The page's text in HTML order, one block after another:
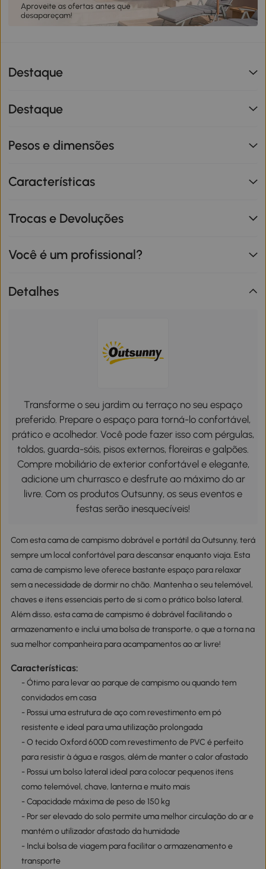
Destaque
Destaque
Pesos e dimensões
Características
Trocas e Devoluções
Você é um profissional?
Detalhes
Transforme o seu jardim ou terraço no seu espaço
preferido. Prepare o espaço para torná-lo confortável,
prático e acolhedor. Você pode fazer isso com pérgulas,
toldos, guarda-sóis, pisos externos, floreiras e galpões.
Compre mobiliário de exterior confortável e elegante,
adicione um churrasco e desfrute ao máximo do ar
livre. Com os produtos Outsunny, os seus eventos e
festas serão inesquecíveis!
Com esta cama de campismo dobrável e portátil da Outsunny, terá
sempre um local confortável para descansar enquanto viaja. Esta
cama de campismo leve oferece bastante espaço para relaxar
sem a necessidade de dormir no chão. Mantenha o seu telemóvel,
chaves e itens essenciais perto de si com o prático bolso lateral.
Além disso, esta cama de campismo é dobrável facilitando o
armazenamento e inclui uma bolsa de transporte, o que a torna na
sua melhor companheira para acampamentos ao ar livre!
Características:
- Ótimo para levar ao parque de campismo ou quando tem
convidados em casa
- Possui uma estrutura de aço com revestimento em pó
resistente e ideal para uma utilização prolongada
- O tecido Oxford 600D com revestimento de PVC é perfeito
para resistir à água e rasgos, além de manter o calor afastado
- Possui um bolso lateral ideal para colocar pequenos itens
como telemóvel, chave, lanterna e muito mais
- Capacidade máxima de peso de 150 kg
- Por ser elevado do solo permite uma melhor circulação do ar e
mantém o utilizador afastado da humidade
- Inclui bolsa de viagem para facilitar o armazenamento e
transporte